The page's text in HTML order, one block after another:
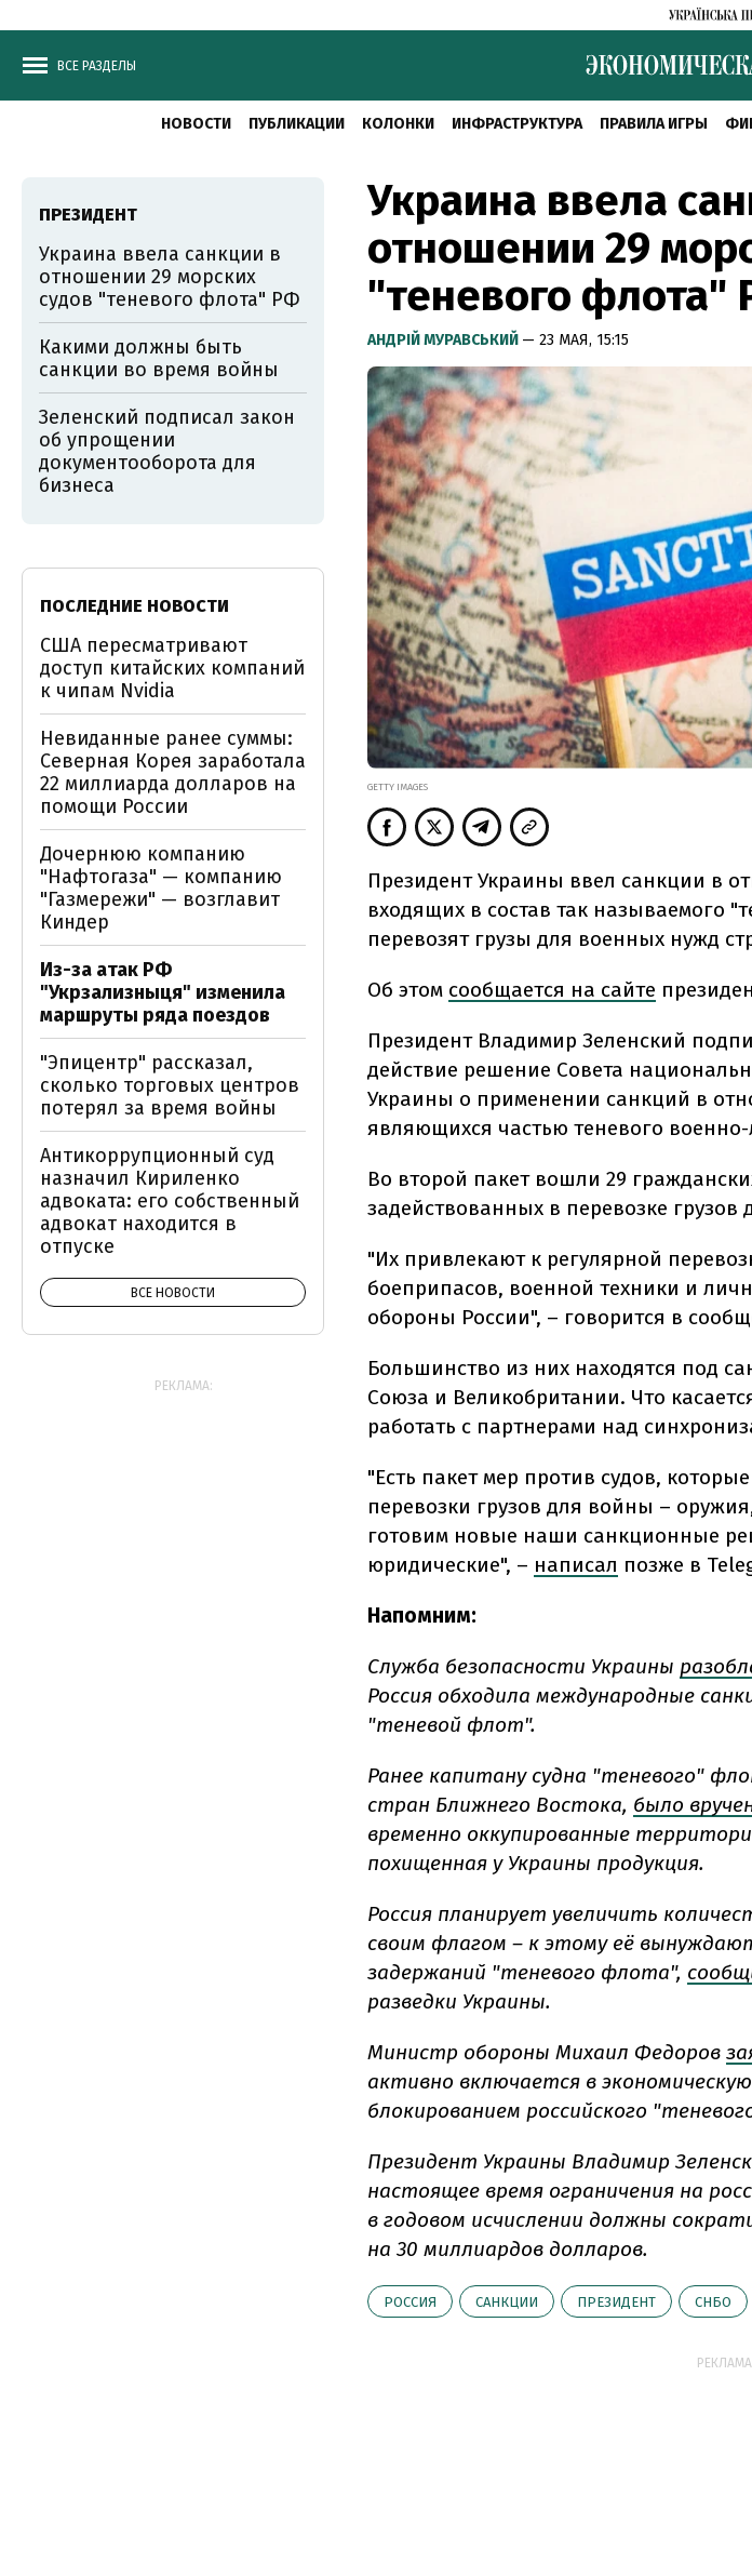
ВСЕ РАЗДЕЛЫ
НОВОСТИ ПУБЛИКАЦИИ КОЛОНКИ ИНФРАСТРУКТУРА ПРАВИЛА ИГРЫ
Украина ввела
отношении 29
"теневого флота"
АНДРІЙ МУРАВСЬКИЙ — 23 МАЯ, 15:15
GETTY IMAGES
Президент Украины ввел санкции в
входящих в состав так называемого
перевозят грузы для военных нужд
Об этом сообщается на сайте
Президент Владимир Зеленский
действие решение Совета
Украины о применении санкций в
являющихся частью теневого
Во второй пакет вошли 29
задействованных в перевозке
"Их привлекают к регулярной
боеприпасов, военной техники и
обороны России", – говорится в
Большинство из них находятся под
Союза и Великобритании. Что
работать с партнерами над
"Есть пакет мер против судов,
перевозки грузов для войны –
готовим новые наши санкционные
юридические", – написал позже в
Напомним:
Служба безопасности Украины
Россия обходила международные
"теневой флот".
Ранее капитану судна "теневого"
стран Ближнего Востока, было
временно оккупированные
похищенная у Украины продукция.
Россия планирует увеличить
своим флагом – к этому её
задержаний "теневого флота",
разведки Украины.
Министр обороны Михаил Федоров
активно включается в
блокированием российского
Президент Украины Владимир
настоящее время ограничения на
в годовом исчислении должны
на 30 миллиардов долларов.
РОССИЯ САНКЦИИ ПРЕЗИДЕНТ СНБО
ПРЕЗИДЕНТ
Украина ввела санкции в
отношении 29 морских
судов "теневого флота" РФ
Какими должны быть
санкции во время войны
Зеленский подписал закон
об упрощении
документооборота для
бизнеса
ПОСЛЕДНИЕ НОВОСТИ
США пересматривают
доступ китайских компаний
к чипам Nvidia
Невиданные ранее суммы:
Северная Корея заработала
22 миллиарда долларов на
помощи России
Дочернюю компанию
"Нафтогаза" — компанию
"Газмережи" — возглавит
Киндер
Из-за атак РФ
"Укрзализныця" изменила
маршруты ряда поездов
"Эпицентр" рассказал,
сколько торговых центров
потерял за время войны
Антикоррупционный суд
назначил Кириленко
адвоката: его собственный
адвокат находится в
отпуске
ВСЕ НОВОСТИ
РЕКЛАМА: